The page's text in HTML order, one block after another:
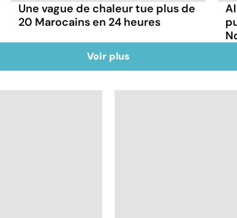
Une vague de chaleur tue plus de
20 Marocains en 24 heures
Voir plus